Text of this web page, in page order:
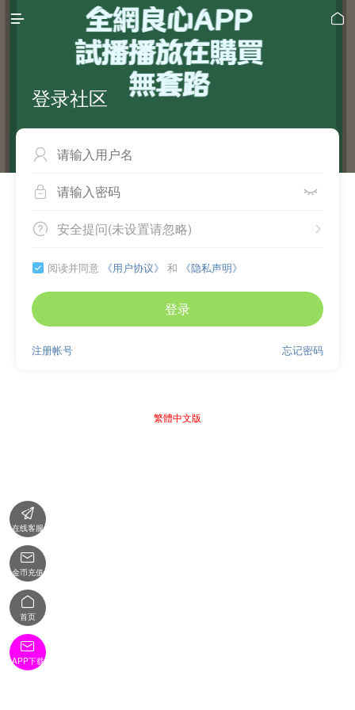
 
登录社区

 
 
安全提问(未设置请忽略)
 阅读并同意 《用户协议》 和 《隐私声明》
登录
忘记密码
注册帐号
繁體中文版

在线客服

金币充值

首页

APP下载